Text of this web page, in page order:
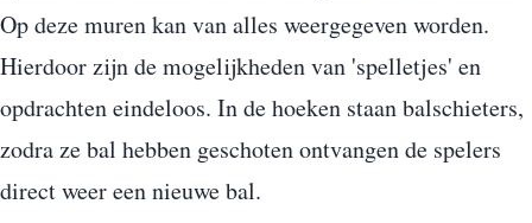
Op deze muren kan van alles weergegeven worden.
Hierdoor zijn de mogelijkheden van 'spelletjes' en
opdrachten eindeloos. In de hoeken staan balschieters,
zodra ze bal hebben geschoten ontvangen de spelers
direct weer een nieuwe bal.